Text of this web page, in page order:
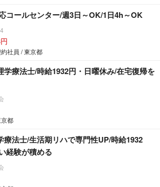
コールセンター/週3日～OK/1日4h～OK
社員 / 東京都
学療法士/時給1932円・日曜休み/在宅復帰を
都
療法士/生活期リハで専門性UP/時給1932
経験が積める